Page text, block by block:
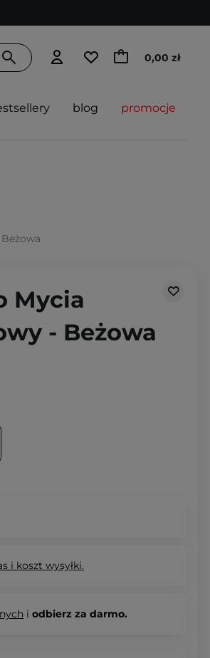
0,00 zł
blog promocje
Mycia
- Beżowa
i koszt wysyłki.
i odbierz za darmo.